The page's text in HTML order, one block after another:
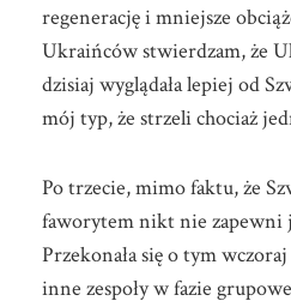
regenerację i mniejsze
Ukraińców stwierdzam, że
dzisiaj wyglądała lepiej od
mój typ, że strzeli chociaż
Po trzecie, mimo faktu, że
faworytem nikt nie zapewni
Przekonała się o tym
inne zespoły w fazie